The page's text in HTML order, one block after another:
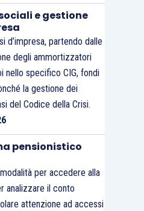
e gestione
d’impresa, partendo dalle
degli ammortizzatori
nello specifico CIG, fondi
la gestione dei
del Codice della Crisi.
pensionistico
per accedere alla
analizzare il conto
attenzione ad accessi